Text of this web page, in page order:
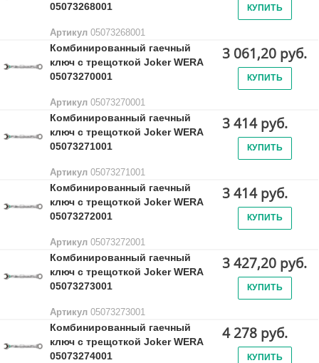
05073268001
Артикул 05073268001
КУПИТЬ
Комбинированный гаечный
ключ с трещоткой Joker WERA
05073270001
Артикул 05073270001
3 061,20 руб.
КУПИТЬ
Комбинированный гаечный
ключ с трещоткой Joker WERA
05073271001
Артикул 05073271001
3 414 руб.
КУПИТЬ
Комбинированный гаечный
ключ с трещоткой Joker WERA
05073272001
Артикул 05073272001
3 414 руб.
КУПИТЬ
Комбинированный гаечный
ключ с трещоткой Joker WERA
05073273001
Артикул 05073273001
3 427,20 руб.
КУПИТЬ
Комбинированный гаечный
ключ с трещоткой Joker WERA
05073274001
4 278 руб.
КУПИТЬ